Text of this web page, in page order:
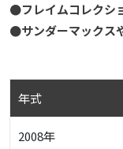
●フレイムコレクシ
●サンダーマックス
年式
2008年